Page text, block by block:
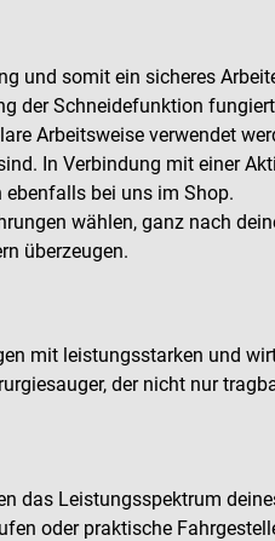
und somit ein sicheres
der Schneidefunktion
Arbeitsweise verwendet
In Verbindung mit einer
bei uns im Shop.
wählen, ganz nach
überzeugen.
mit leistungsstarken und
der nicht nur
das Leistungsspektrum
oder praktische